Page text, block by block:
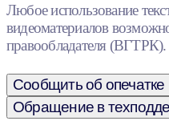
Любое использование
видеоматериалов
правообладателя (ВГТРК).
Сообщить об опечатке
Обращение в